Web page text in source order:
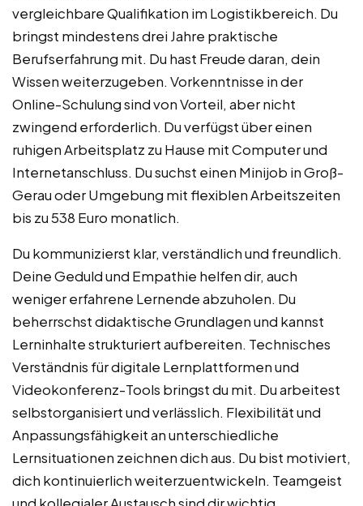
vergleichbare Qualifikation im Logistikbereich. Du
bringst mindestens drei Jahre praktische
Berufserfahrung mit. Du hast Freude daran, dein
Wissen weiterzugeben. Vorkenntnisse in der
Online-Schulung sind von Vorteil, aber nicht
zwingend erforderlich. Du verfügst über einen
ruhigen Arbeitsplatz zu Hause mit Computer und
Internetanschluss. Du suchst einen Minijob in Groß-
Gerau oder Umgebung mit flexiblen Arbeitszeiten
bis zu 538 Euro monatlich.
Du kommunizierst klar, verständlich und freundlich.
Deine Geduld und Empathie helfen dir, auch
weniger erfahrene Lernende abzuholen. Du
beherrschst didaktische Grundlagen und kannst
Lerninhalte strukturiert aufbereiten. Technisches
Verständnis für digitale Lernplattformen und
Videokonferenz-Tools bringst du mit. Du arbeitest
selbstorganisiert und verlässlich. Flexibilität und
Anpassungsfähigkeit an unterschiedliche
Lernsituationen zeichnen dich aus. Du bist motiviert,
dich kontinuierlich weiterzuentwickeln. Teamgeist